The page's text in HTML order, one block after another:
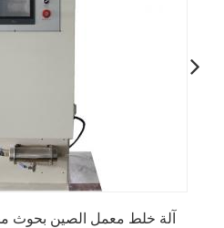
آلة خلط معمل الصين بحوث